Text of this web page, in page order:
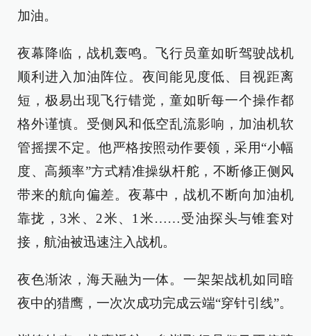
加油。
夜幕降临，战机轰鸣。飞行员童如昕驾驶战机
顺利进入加油阵位。夜间能见度低、目视距离
短，极易出现飞行错觉，童如昕每一个操作都
格外谨慎。受侧风和低空乱流影响，加油机软
管摇摆不定。他严格按照动作要领，采用“小幅
度、高频率”方式精准操纵杆舵，不断修正侧风
带来的航向偏差。夜幕中，战机不断向加油机
靠拢，3米、2米、1米……受油探头与锥套对
接，航油被迅速注入战机。
夜色渐浓，海天融为一体。一架架战机如同暗
夜中的猎鹰，一次次成功完成云端“穿针引线”。